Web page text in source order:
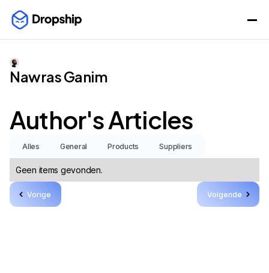
Nawras Ganim
Author's Articles
Alles General Products Suppliers
Geen items gevonden.
Vorige Volgende